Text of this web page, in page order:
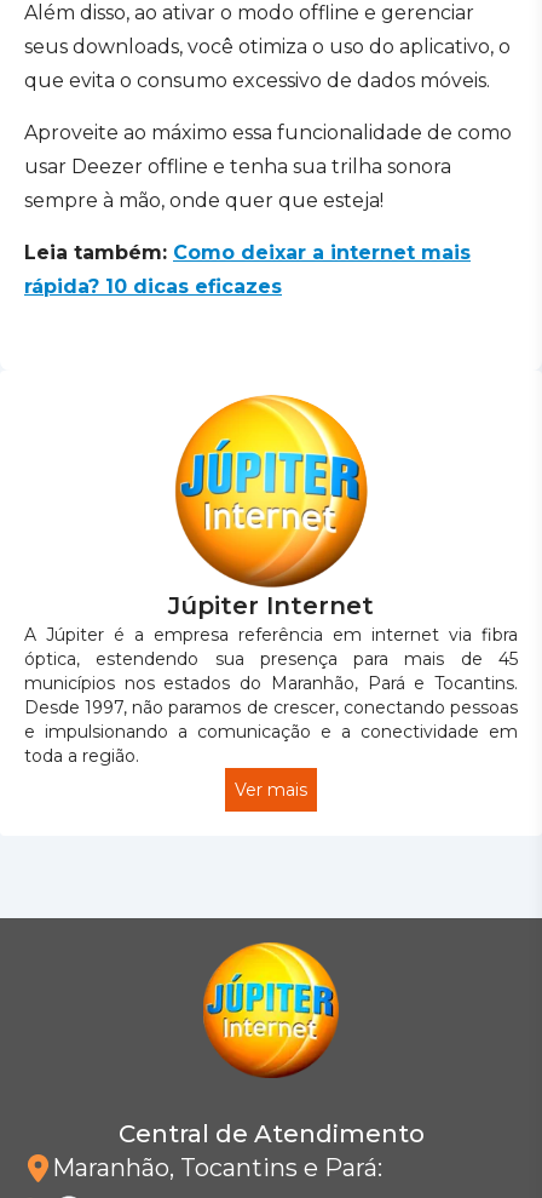
Além disso, ao ativar o modo offline e gerenciar
seus downloads, você otimiza o uso do aplicativo, o
que evita o consumo excessivo de dados móveis.
Aproveite ao máximo essa funcionalidade de como
usar Deezer offline e tenha sua trilha sonora
sempre à mão, onde quer que esteja!
Leia também: Como deixar a internet mais
rápida? 10 dicas eficazes
Júpiter Internet
A Júpiter é a empresa referência em internet via fibra
óptica, estendendo sua presença para mais de 45
municípios nos estados do Maranhão, Pará e Tocantins.
Desde 1997, não paramos de crescer, conectando pessoas
e impulsionando a comunicação e a conectividade em
toda a região.
Ver mais
Central de Atendimento
Maranhão, Tocantins e Pará: